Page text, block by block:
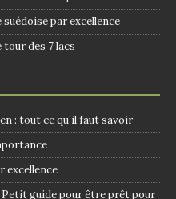
par excellence
des 7 lacs
: tout ce qu’il faut savoir
excellence
guide pour être prêt pour